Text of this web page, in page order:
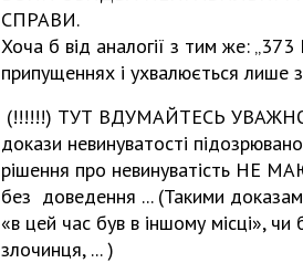
СПРАВИ.
Хоча б від аналогії з тим же:
припущеннях і ухвалюється лише
(!!!!!!) ТУТ ВДУМАЙТЕСЬ УВАЖНО,
докази невинуватості
рішення про невинуватість НЕ
без доведення ... (Такими
«в цей час був в іншому місці», чи
злочинця, ... )